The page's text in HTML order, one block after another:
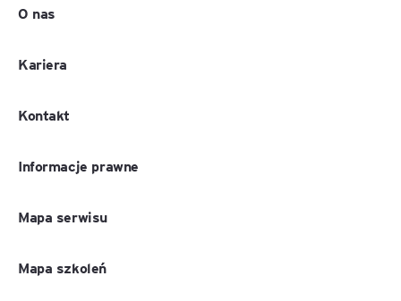
O nas
Kariera
Kontakt
Informacje prawne
Mapa serwisu
Mapa szkoleń